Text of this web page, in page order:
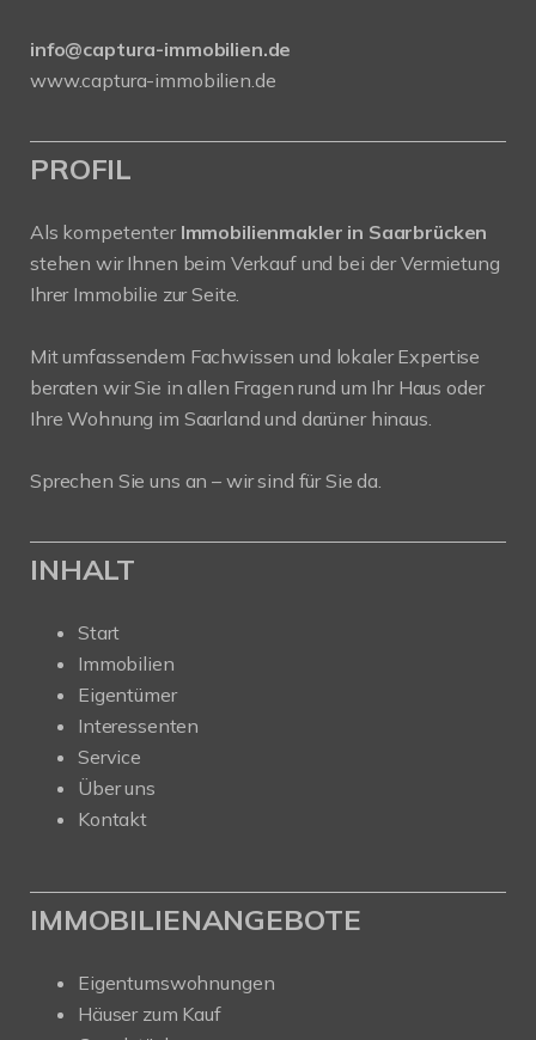
info@captura-immobilien.de
www.captura-immobilien.de
PROFIL
Als kompetenter Immobilienmakler in Saarbrücken
stehen wir Ihnen beim Verkauf und bei der Vermietung
Ihrer Immobilie zur Seite.
Mit umfassendem Fachwissen und lokaler Expertise
beraten wir Sie in allen Fragen rund um Ihr Haus oder
Ihre Wohnung im Saarland und darüner hinaus.
Sprechen Sie uns an – wir sind für Sie da.
INHALT
Start
Immobilien
Eigentümer
Interessenten
Service
Über uns
Kontakt
IMMOBILIENANGEBOTE
Eigentumswohnungen
Häuser zum Kauf